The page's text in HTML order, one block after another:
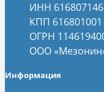
ИНН
КПП 616801001
ОГРН
ООО
Информация